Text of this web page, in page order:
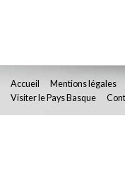
Accueil Mentions légales
Visiter le Pays Basque